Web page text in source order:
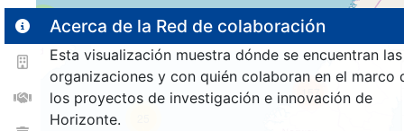
Acerca de la Red de colaboración
Esta visualización muestra dónde se encuentran las
organizaciones y con quién colaboran en el marco
los proyectos de investigación e innovación de
Horizonte.
157